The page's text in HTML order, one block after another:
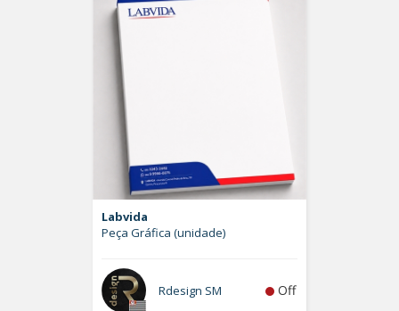
Labvida
Peça Gráfica (unidade)
Rdesign SM Off